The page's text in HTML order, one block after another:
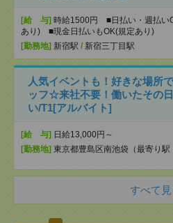
[給 与] 時給1500円 ■日払い・週払い
あり) ■現金日払いもOK(規定あり)
[勤務地] 新宿駅 / 新宿三丁目駅
人気イベントも！好きな場所
ッフ☆来社不要！働いたその
い/T1[アルバイト]
[給 与] 日給13,000円～
[勤務地] 東京都豊島区南池袋（最寄り駅
すべて見